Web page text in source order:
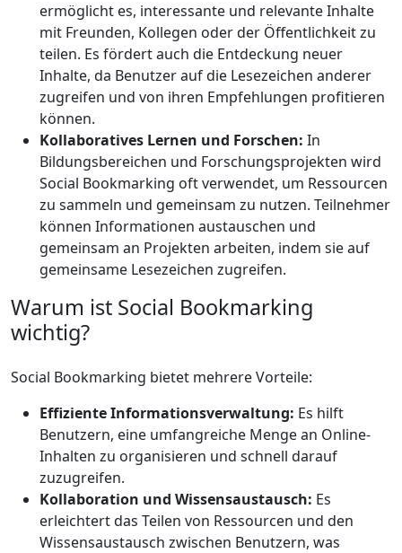
ermöglicht es, interessante und relevante Inhalte
mit Freunden, Kollegen oder der Öffentlichkeit zu
teilen. Es fördert auch die Entdeckung neuer
Inhalte, da Benutzer auf die Lesezeichen anderer
zugreifen und von ihren Empfehlungen profitieren
können.
Kollaboratives Lernen und Forschen: In
Bildungsbereichen und Forschungsprojekten wird
Social Bookmarking oft verwendet, um Ressourcen
zu sammeln und gemeinsam zu nutzen. Teilnehmer
können Informationen austauschen und
gemeinsam an Projekten arbeiten, indem sie auf
gemeinsame Lesezeichen zugreifen.
Warum ist Social Bookmarking
wichtig?
Social Bookmarking bietet mehrere Vorteile:
Effiziente Informationsverwaltung: Es hilft
Benutzern, eine umfangreiche Menge an Online-
Inhalten zu organisieren und schnell darauf
zuzugreifen.
Kollaboration und Wissensaustausch: Es
erleichtert das Teilen von Ressourcen und den
Wissensaustausch zwischen Benutzern, was